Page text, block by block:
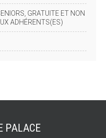
GRATUITE ET NON
ADHÉRENTS(ES)
PALACE